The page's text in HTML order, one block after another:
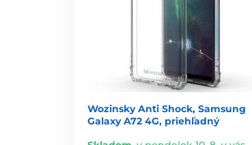
Wozinsky Anti Shock, Samsung
Galaxy A72 4G, priehľadný